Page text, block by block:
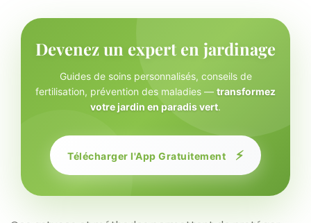
Devenez un expert en jardinage
Guides de soins personnalisés, conseils de
fertilisation, prévention des maladies — transformez
votre jardin en paradis vert.
Télécharger l'App Gratuitement ⚡